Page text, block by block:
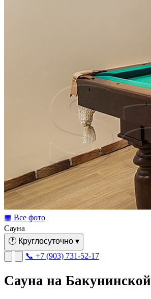
▦ Все фото
Сауна
🕐 Круглосуточно ▾
📞 +7 (903) 731-52-17
Сауна на Бакунинской